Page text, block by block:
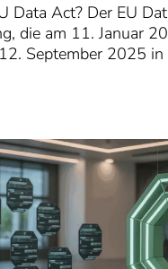
Data Act? Der EU
die am 11. Januar
September 2025 in